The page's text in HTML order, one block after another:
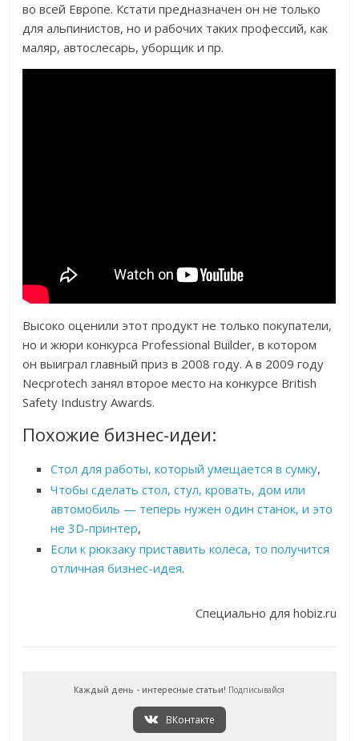
во всей Европе. Кстати предназначен он не только
для альпинистов, но и рабочих таких профессий, как
маляр, автослесарь, уборщик и пр.
Высоко оценили этот продукт не только покупатели,
но и жюри конкурса Professional Builder, в котором
он выиграл главный приз в 2008 году. А в 2009 году
Necprotech занял второе место на конкурсе British
Safety Industry Awards.
Похожие бизнес-идеи:
Стол для работы, который умещается в сумку,
Чтобы сделать стол, стул, кровать, дом или
автомобиль — теперь нужен один станок, и это
не 3D-принтер,
Если к рюкзаку приставить колеса, то получится
отличная бизнес-идея.
Специально для hobiz.ru
Каждый день - интересные статьи! Подписывайся
ВКонтакте